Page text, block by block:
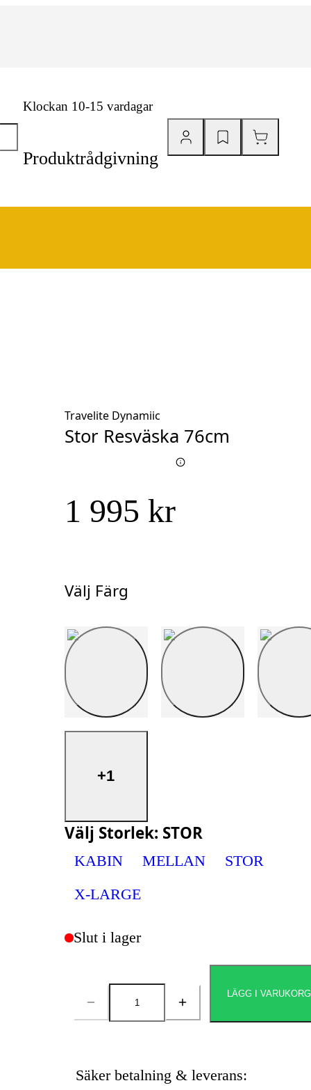
Klockan 10-15 vardagar
Produktrådgivning
Travelite Dynamiic
Stor Resväska 76cm
1 995 kr
Välj Färg
Välj Färg
+1
Välj Storlek: STOR
KABIN MELLAN
STOR
X-LARGE
Slut i lager
Antal
LÄGG I
Säker betalning & leverans: